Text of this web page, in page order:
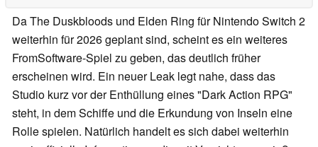
Da The Duskbloods und Elden Ring für Nintendo Switch 2
weiterhin für 2026 geplant sind, scheint es ein weiteres
FromSoftware-Spiel zu geben, das deutlich früher
erscheinen wird. Ein neuer Leak legt nahe, dass das
Studio kurz vor der Enthüllung eines "Dark Action RPG"
steht, in dem Schiffe und die Erkundung von Inseln eine
Rolle spielen. Natürlich handelt es sich dabei weiterhin